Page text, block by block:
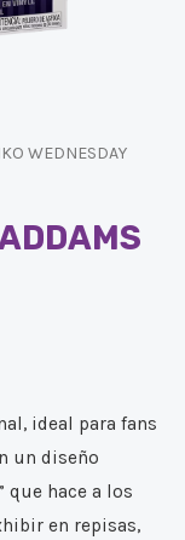
WEDNESDAY
ideal para fans
un diseño
hace a los
en repisas,